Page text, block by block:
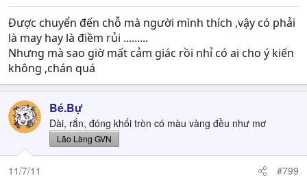
Được chuyển đến chỗ mà người mình thích ,vậy có phải
là may hay là điềm rủi .........
Nhưng mà sao giờ mất cảm giác rồi nhỉ có ai cho ý kiến
không ,chán quá
Bé.Bự
Dài, rắn, đóng khối tròn có màu vàng đều như mơ
Lão Làng GVN
11/7/11 #799